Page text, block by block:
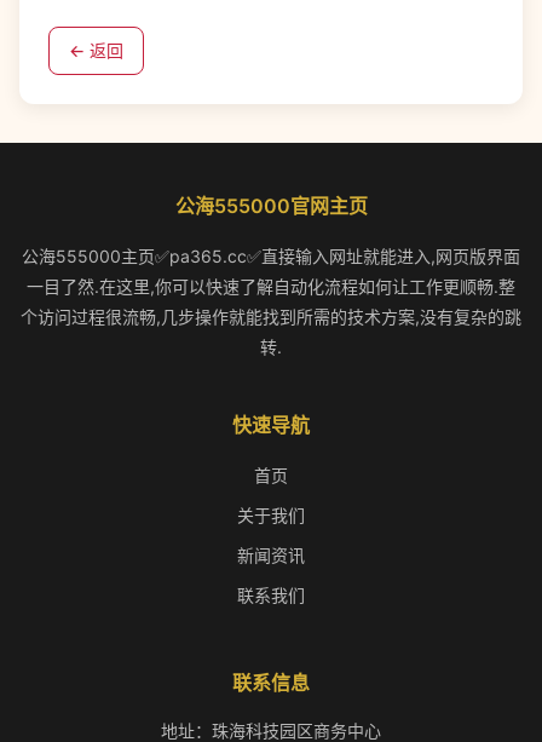
← 返回
公海555000官网主页
公海555000主页✅pa365.cc✅直接输入网址就能进入,网页版界面
一目了然.在这里,你可以快速了解自动化流程如何让工作更顺畅.整
个访问过程很流畅,几步操作就能找到所需的技术方案,没有复杂的跳
转.
快速导航
首页
关于我们
新闻资讯
联系我们
联系信息
地址：珠海科技园区商务中心